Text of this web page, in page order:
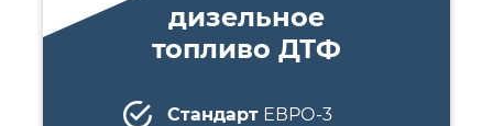
дизельное
топливо ДТФ
СтандартЕВРО-3